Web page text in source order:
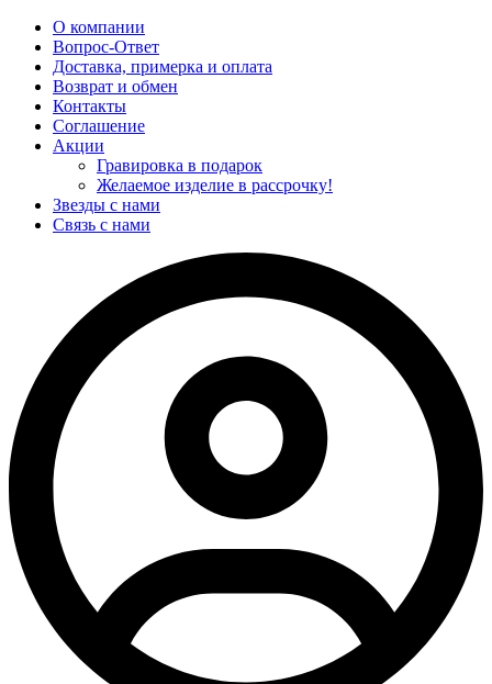
О компании
Вопрос-Ответ
Доставка, примерка и оплата
Возврат и обмен
Контакты
Соглашение
Акции
Гравировка в подарок
Желаемое изделие в рассрочку!
Звезды с нами
Связь с нами